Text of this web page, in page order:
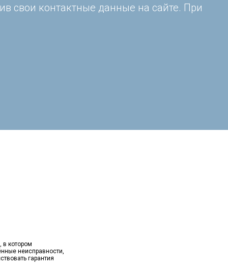
свои контактные данные на сайте. При
в котором
неисправности,
гарантия